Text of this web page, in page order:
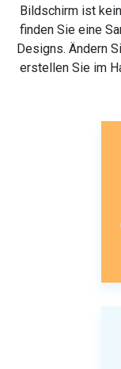
Bildschirm ist
finden Sie eine
Designs. Ändern
erstellen Sie im